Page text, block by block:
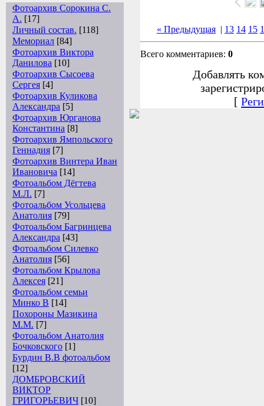
Фотоархив Сорокина С.
А. [17]
Личный состав. [118]
Мемориал [84]
Фотоархив Виктора
Данилова [10]
Фотоархив Сысоева
Сергея [4]
Фотоархив Куликова
Александра [5]
Фотоархив Юрганова
Константина [8]
Фотоархив Ямпольского
Геннадия [7]
Фотоархив Винтера Иван
Ивановича [14]
Фотоальбом Дёгтева
М.Л. [7]
Фотоальбом Усольцева
Анатолия [79]
Фотоальбом Багринцева
Александра [43]
Фотоальбом Силевко
Анатолия [56]
Фотоальбом Крылова
Алексея [21]
Фотоальбом семьи
Минко В [14]
Похороны Мазикина
М.М. [7]
Фотоальбом Анатолия
Бочковского [1]
Бурдин В.В фотоальбом
[12]
ДОМБРОВСКИЙ
ВИКТОР
ГРИГОРЬЕВИЧ [10]
« Предыдущая | 13 14 15
Всего комментариев: 0
Добавлять
[